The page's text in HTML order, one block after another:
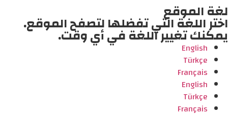
لغة الموقع
اختر اللغة التي تفضلها لتصفح الموقع.
يمكنك تغيير اللغة في أي وقت.
English
Türkçe
Français
English
Türkçe
Français